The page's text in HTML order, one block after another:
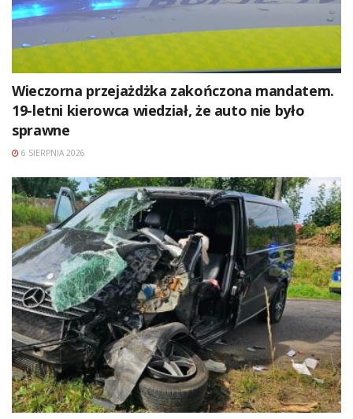
Wieczorna przejażdżka zakończona mandatem.
19-letni kierowca wiedział, że auto nie było
sprawne
6 SIERPNIA 2026